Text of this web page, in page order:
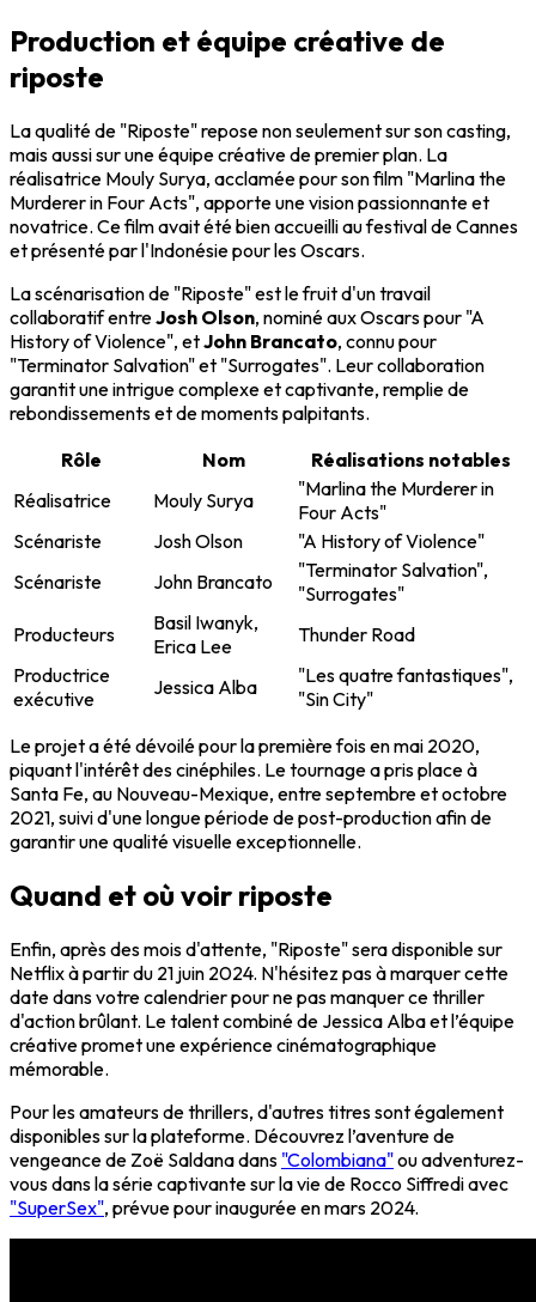
Production et équipe créative de
riposte
La qualité de "Riposte" repose non seulement sur son casting,
mais aussi sur une équipe créative de premier plan. La
réalisatrice Mouly Surya, acclamée pour son film "Marlina the
Murderer in Four Acts", apporte une vision passionnante et
novatrice. Ce film avait été bien accueilli au festival de Cannes
et présenté par l'Indonésie pour les Oscars.
La scénarisation de "Riposte" est le fruit d'un travail
collaboratif entreJosh Olson, nominé aux Oscars pour "A
History of Violence", etJohn Brancato, connu pour
"Terminator Salvation" et "Surrogates". Leur collaboration
garantit une intrigue complexe et captivante, remplie de
rebondissements et de moments palpitants.
Rôle
Nom
Réalisations notables
Réalisatrice
Mouly Surya
"Marlina the Murderer in
Four Acts"
Scénariste
Josh Olson
"A History of Violence"
Scénariste
John Brancato
"Terminator Salvation",
"Surrogates"
Producteurs
Basil Iwanyk,
Erica Lee
Thunder Road
Productrice
exécutive
Jessica Alba
"Les quatre fantastiques",
"Sin City"
Le projet a été dévoilé pour la première fois en mai 2020,
piquant l'intérêt des cinéphiles. Le tournage a pris place à
Santa Fe, au Nouveau-Mexique, entre septembre et octobre
2021, suivi d'une longue période de post-production afin de
garantir une qualité visuelle exceptionnelle.
Quand et où voir riposte
Enfin, après des mois d'attente, "Riposte" sera disponible sur
Netflix à partir du 21 juin 2024. N'hésitez pas à marquer cette
date dans votre calendrier pour ne pas manquer ce thriller
d'action brûlant. Le talent combiné de Jessica Alba et l’équipe
créative promet une expérience cinématographique
mémorable.
Pour les amateurs de thrillers, d'autres titres sont également
disponibles sur la plateforme. Découvrez l’aventure de
vengeance de Zoë Saldana dans "Colombiana"ou adventurez-
vous dans la série captivante sur la vie de Rocco Siffredi avec
"SuperSex", prévue pour inaugurée en mars 2024.